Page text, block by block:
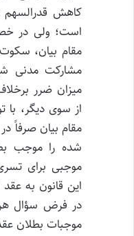
کاهش قدرالسهم
است؛ ولی در
مقام بیان،
مشارکت مدنی
میزان ضرر
از سوی دیگر، با
مقام بیان صرفاً
شده را موجب
این قانون به
در فرض سؤال
موجبات بطلان